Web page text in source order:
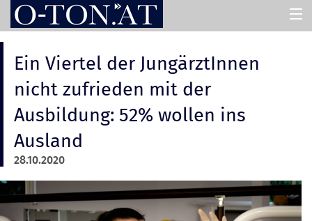
PRESSEMAPPEN
ASSISTENT
ÜBER UNS
Ein Viertel der JungärztInnen
nicht zufrieden mit der
Ausbildung: 52% wollen ins
Ausland
28.10.2020